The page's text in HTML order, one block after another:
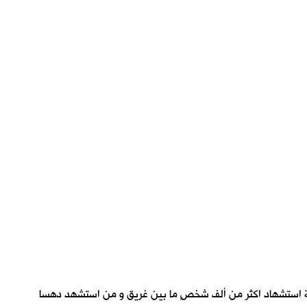
استشهاد اكثر من ألف شخصٍ ما بين غريق و من استشهد دهسا